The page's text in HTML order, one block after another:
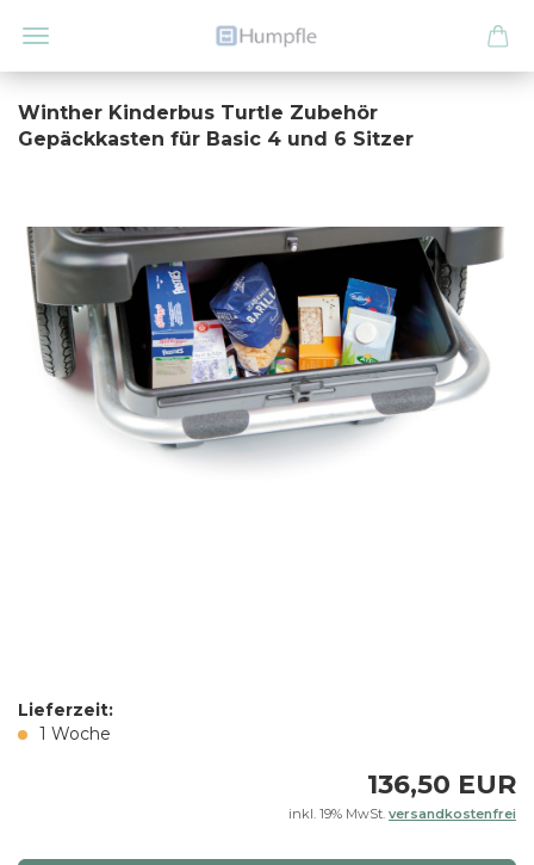
Winther Kinderbus Turtle Zubehör
Gepäckkasten für Basic 4 und 6 Sitzer
Lieferzeit:
1 Woche
136,50 EUR
inkl. 19% MwSt. versandkostenfrei